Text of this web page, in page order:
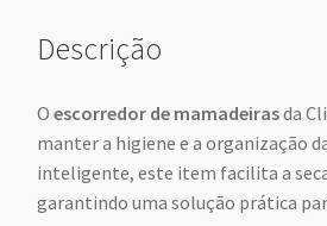
Descrição
Oescorredor de mamadeirasda
manter a higiene e a organização
inteligente, este item facilita a
garantindo uma solução prática